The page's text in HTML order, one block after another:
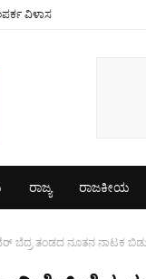
ವಿಳಾಸ
ರಾಜ್ಯ ರಾಜಕೀಯ
ಬೆದ್ರ ತಂಡದ ನೂತನ ನಾಟಕ